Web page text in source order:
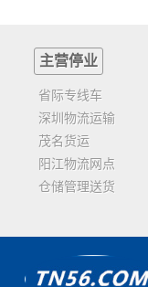
主营停业
省际专线车
深圳物流运输
茂名货运
阳江物流网点
仓储管理送货